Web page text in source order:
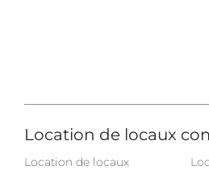
Location de locaux
Location de locaux